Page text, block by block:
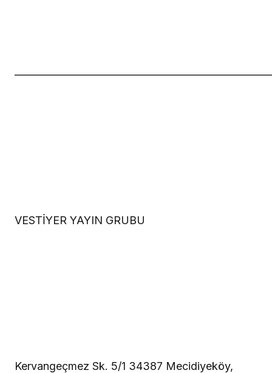
VESTİYER YAYIN GRUBU
Kervangeçmez Sk. 5/1 34387 Mecidiyeköy,